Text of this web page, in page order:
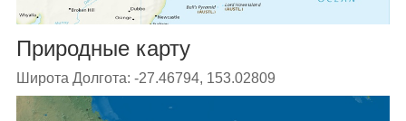
Природные карту
Широта Долгота: -27.46794, 153.02809